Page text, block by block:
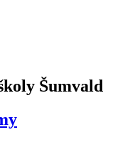
Šumvald